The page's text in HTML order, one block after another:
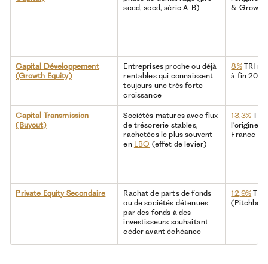
seed, seed, série A-B)
& Growth
Capital Développement
(Growth Equity)
Entreprises proche ou déjà
rentables qui connaissent
toujours une très forte
croissance
8%TRI
à fin
Capital Transmission
(Buyout)
Sociétés matures avec flux
de trésorerie stables,
rachetées le plus souvent
en LBO (effet de levier)
13,3% TRI
l’origine
France
Private Equity Secondaire
Rachat de parts de fonds
ou de sociétés détenues
par des fonds à des
investisseurs souhaitant
céder avant échéance
12,9% TRI